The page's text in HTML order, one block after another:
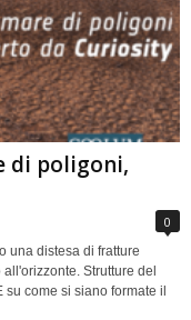
di poligoni,
0
una distesa di fratture
Strutture del
come si siano formate il